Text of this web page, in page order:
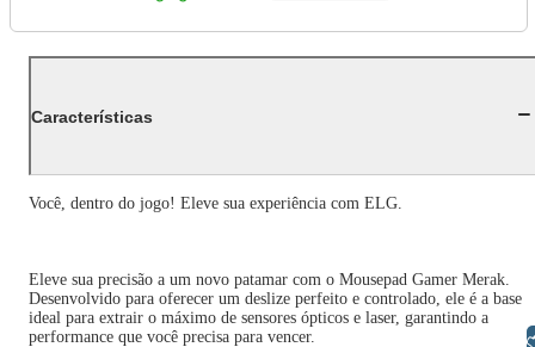
Características
Você, dentro do jogo! Eleve sua experiência com ELG.
Eleve sua precisão a um novo patamar com o Mousepad Gamer Merak.
Desenvolvido para oferecer um deslize perfeito e controlado, ele é a base
ideal para extrair o máximo de sensores ópticos e laser, garantindo a
performance que você precisa para vencer.